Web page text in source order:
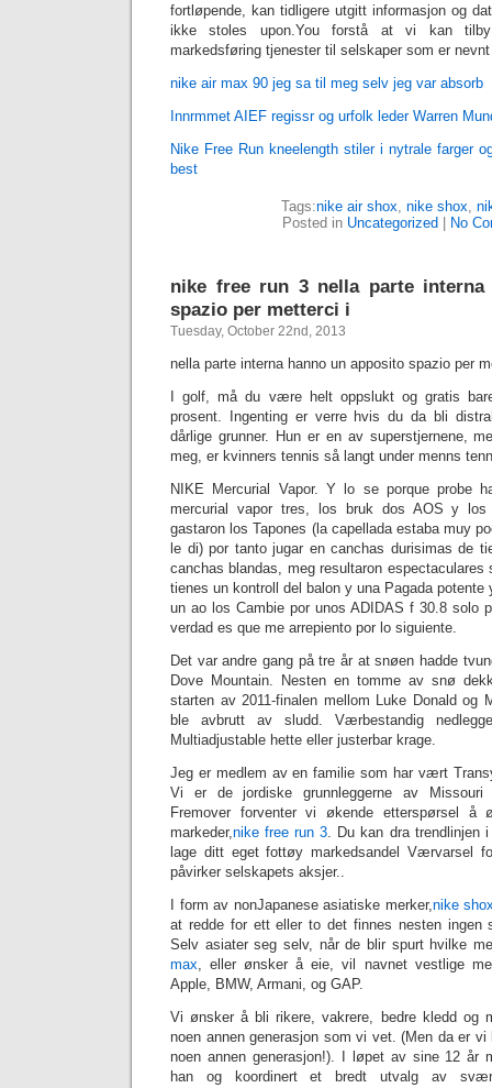
fortløpende, kan tidligere utgitt informasjon og
ikke stoles upon.You forstå at vi kan
markedsføring tjenester til selskaper som er
nike air max 90 jeg sa til meg selv jeg var absorb
Innrmmet AIEF regissr og urfolk leder Warren
Nike Free Run kneelength stiler i nytrale farger
best
Tags:nike air shox, nike shox,
Posted in Uncategorized No
nike free run 3 nella parte interna
spazio per metterci i
Tuesday, October 22nd, 2013
nella parte interna hanno un apposito spazio per
I golf, må du være helt oppslukt og gratis
prosent. Ingenting er verre hvis du da bli
dårlige grunner. Hun er en av superstjernene,
meg, er kvinners tennis så langt under menns
NIKE Mercurial Vapor. Y lo se porque probe
mercurial vapor tres, los bruk dos AOS y
gastaron los Tapones (la capellada estaba muy
le di) por tanto jugar en canchas durisimas de
canchas blandas, meg resultaron espectaculares
tienes un kontroll del balon y una Pagada
un ao los Cambie por unos ADIDAS f 30.8 solo
verdad es que me arrepiento por lo siguiente.
Det var andre gang på tre år at snøen hadde
Dove Mountain. Nesten en tomme av snø
starten av 2011-finalen mellom Luke Donald og
ble avbrutt av sludd. Værbestandig
Multiadjustable hette eller justerbar krage.
Jeg er medlem av en familie som har vært
Vi er de jordiske grunnleggerne av Missouri
Fremover forventer vi økende etterspørsel å
markeder,nike free run 3. Du kan dra trendlinjen
lage ditt eget fottøy markedsandel Værvarsel
påvirker selskapets aksjer..
I form av nonJapanese asiatiske merker,nike
at redde for ett eller to det finnes nesten ingen
Selv asiater seg selv, når de blir spurt hvilke
max, eller ønsker å eie, vil navnet vestlige
Apple, BMW, Armani, og GAP.
Vi ønsker å bli rikere, vakrere, bedre kledd og
noen annen generasjon som vi vet. (Men da er
noen annen generasjon!). I løpet av sine 12 år
han og koordinert et bredt utvalg av